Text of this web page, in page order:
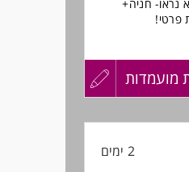
נראו- חניה+
פרטי!
מועמדות
עדכון
2 ימים